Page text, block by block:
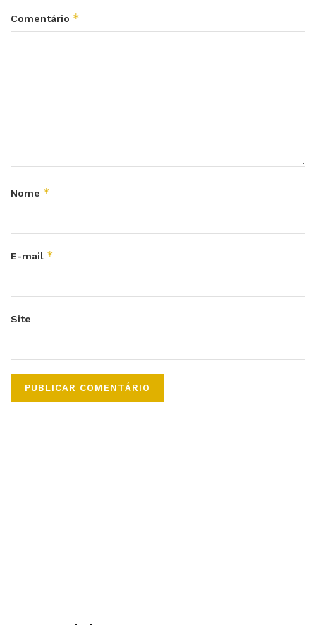
Comentário *
Nome *
E-mail *
Site